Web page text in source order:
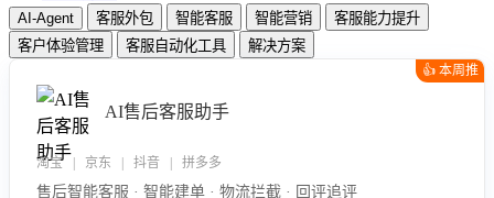
AI-Agent 客服外包 智能客服 智能营销
客服能力提升
客户体验管理
客服自动化工具 解决方案
👍 本周推
AI售后客服助手
淘宝 | 京东 | 抖音 | 拼多多
售后智能客服 · 智能建单 · 物流拦截 · 回评追评